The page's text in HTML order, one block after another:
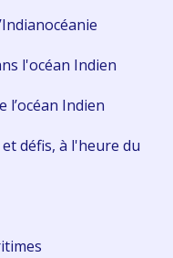
l'océan Indien
l’océan Indien
défis, à l'heure du